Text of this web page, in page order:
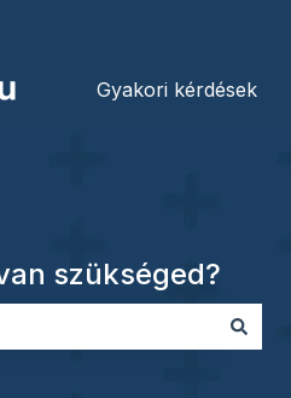
fordításokhoz
Gyakori kérdések
szükséged?